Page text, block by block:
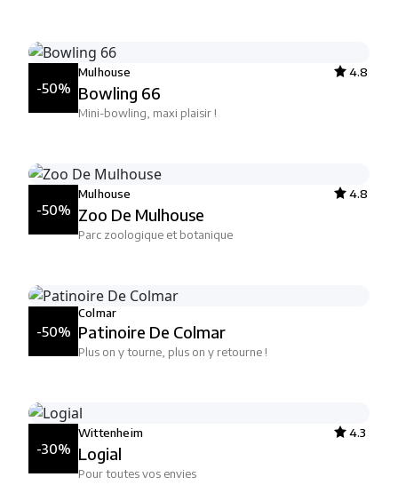
-50%
Mulhouse 4.8
Bowling 66
Mini-bowling, maxi plaisir !
-50%
Mulhouse 4.8
Zoo De Mulhouse
Parc zoologique et botanique
-50%
Colmar
Patinoire De Colmar
Plus on y tourne, plus on y retourne !
-30%
Wittenheim 4.3
Logial
Pour toutes vos envies